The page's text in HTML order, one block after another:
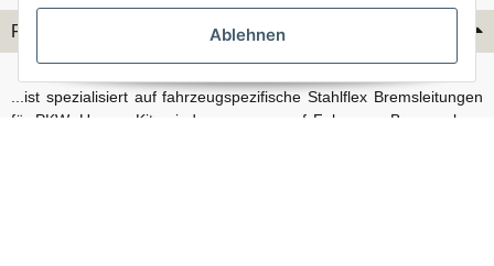
Ablehnen
Flex-Hydraulik...
...ist spezialisiert auf fahrzeugspezifische Stahlflex Bremsleitungen
für PKW. Unsere Kits sind passgenau auf Fahrzeug, Bremsanlage